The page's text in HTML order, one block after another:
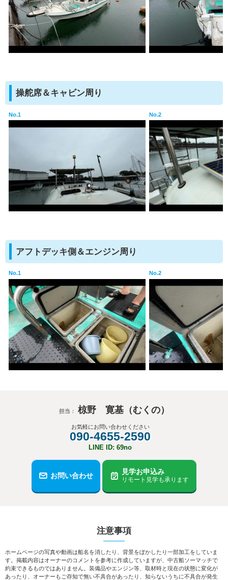
操舵席＆キャビン周り
No.1 No.2
アフトデッキ側＆エンジン周り
No.1 No.2
担当： 椋野 寛基（むくの）
お気軽にお問い合わせください
090-4655-2590
LINE ID: 69no
お問い合わせ 見学お申込み
リモート見学も承ります
注意事項
ホームページの写真や動画は船名を消したり、背景をぼかしたり一部加工をしていま
す。掲載内容はオーナーのコメントを参考に作成していますが、中古船ソーマッチで
約束できるものではありません。装備品やエンジン等、取材時と現在の状態に変化が
あったり、オーナーもご存知で無い不具合があったり、知らないうちに不具合が発生